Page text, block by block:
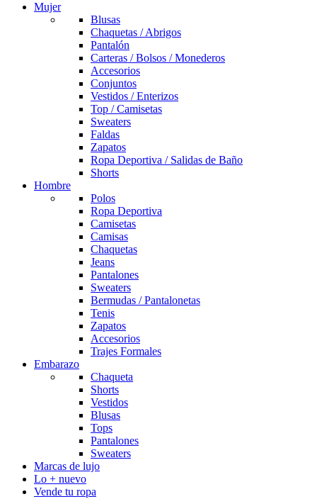
Mujer
Blusas
Chaquetas / Abrigos
Pantalón
Carteras / Bolsos / Monederos
Accesorios
Conjuntos
Vestidos / Enterizos
Top / Camisetas
Sweaters
Faldas
Zapatos
Ropa Deportiva / Salidas de Baño
Shorts
Hombre
Polos
Ropa Deportiva
Camisetas
Camisas
Chaquetas
Jeans
Pantalones
Sweaters
Bermudas / Pantalonetas
Tenis
Zapatos
Accesorios
Trajes Formales
Embarazo
Chaqueta
Shorts
Vestidos
Blusas
Tops
Pantalones
Sweaters
Marcas de lujo
Lo + nuevo
Vende tu ropa